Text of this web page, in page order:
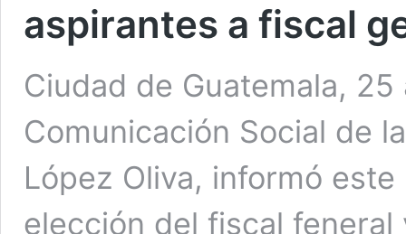
aspirantes a fiscal
Ciudad de Guatemala,
Comunicación Social de
López Oliva, informó
elección del fiscal